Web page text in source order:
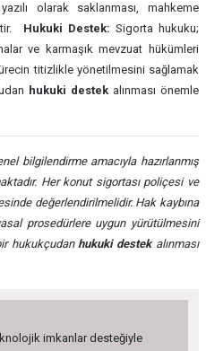
olarak saklanması, mahkeme
Hukuki Destek: Sigorta hukuku;
ve karmaşık mevzuat hükümleri
titizlikle yönetilmesini sağlamak
hukuki destek alınması önemle
bilgilendirme amacıyla hazırlanmış
Her konut sigortası poliçesi ve
değerlendirilmelidir. Hak kaybına
prosedürlere uygun yürütülmesini
hukukçudanhukuki destekalınması
imkanlar desteğiyle